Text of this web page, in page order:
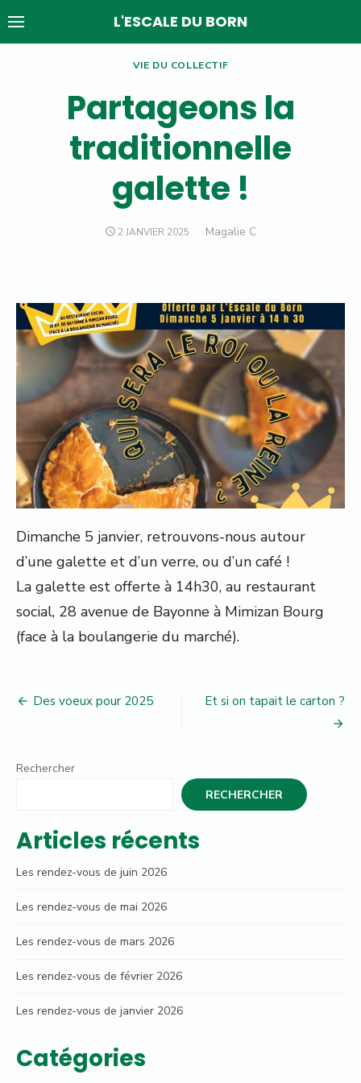
to
L'ESCALE DU BORN
VIE DU COLLECTIF
Partageons la
traditionnelle
galette !
POSTED
2 JANVIER 2025 Author
Magalie C
Dimanche 5 janvier, retrouvons-nous autour
d’une galette et d’un verre, ou d’un café !
La galette est offerte à 14h30, au restaurant
social, 28 avenue de Bayonne à Mimizan Bourg
(face à la boulangerie du marché).
Navigation
l’article
Des voeux pour 2025 Et si on tapait le carton ?
Rechercher
RECHERCHER
Articles récents
Les rendez-vous de juin 2026
Les rendez-vous de mai 2026
Les rendez-vous de mars 2026
Les rendez-vous de février 2026
Les rendez-vous de janvier 2026
Catégories